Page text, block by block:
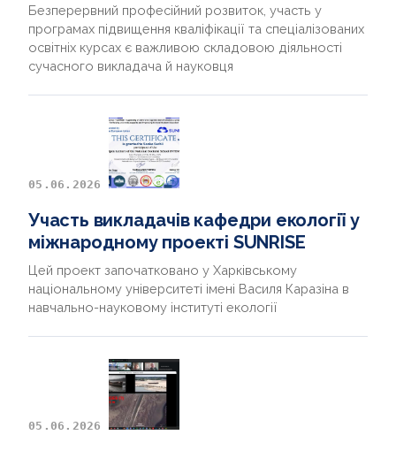
Безперервний професійний розвиток, участь у
програмах підвищення кваліфікації та спеціалізованих
освітніх курсах є важливою складовою діяльності
сучасного викладача й науковця
05.06.2026
Участь викладачів кафедри екології у
міжнародному проекті SUNRISE
Цей проект започатковано у Харківському
національному університеті імені Василя Каразіна в
навчально-науковому інституті екології
05.06.2026